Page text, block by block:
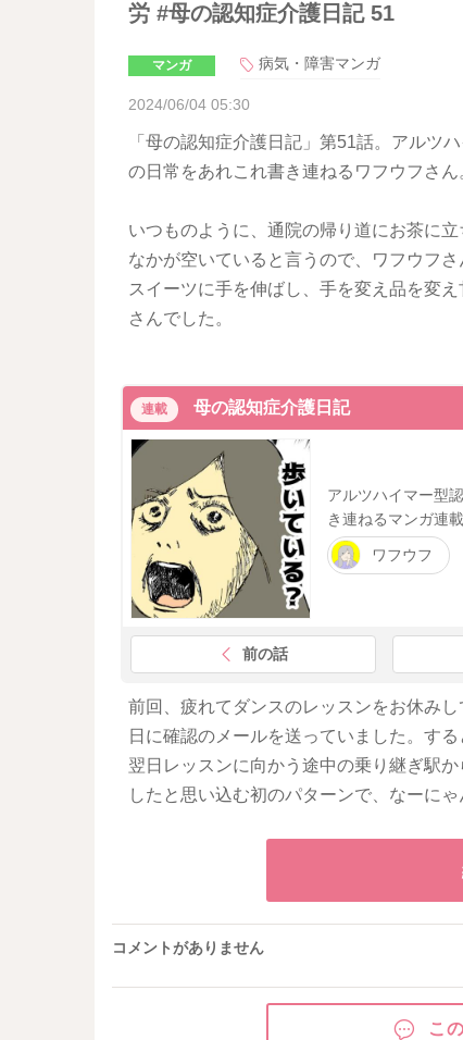
労 #母の認知症介護日記 51
マンガ 病気・障害マンガ
2024/06/04 05:30
「母の認知症介護日記」第51話。アルツ
の日常をあれこれ書き連ねるワフウフさ
いつものように、通院の帰り道にお茶に
なかが空いていると言うので、ワフウフ
スイーツに手を伸ばし、手を変え品を変
さんでした。
連載 母の認知症介護日記
アルツハイマー型
き連ねるマンガ連
ワフウフ
前の話
前回、疲れてダンスのレッスンをお休み
日に確認のメールを送っていました。す
翌日レッスンに向かう途中の乗り継ぎ駅
したと思い込む初のパターンで、なーにゃ
コメントがありません
こ